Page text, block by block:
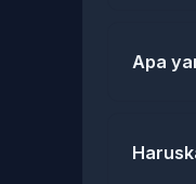
Apa